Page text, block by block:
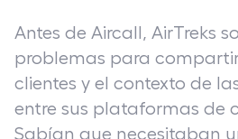
Antes de Aircall, AirTreks
problemas para
clientes y el contexto de
entre sus plataformas de
Sabían que necesitaban